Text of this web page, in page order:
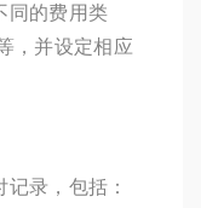
同的费用类
，并设定相应
录，包括：